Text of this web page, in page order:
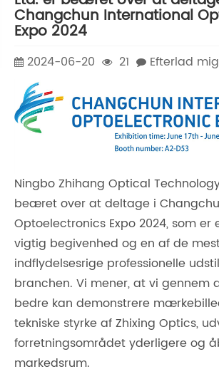
Changchun International
Expo 2024
2024-06-20 21 Efterlad
Ningbo Zhihang Optical
beæret over at deltage i
Optoelectronics Expo 2024, som er
vigtig begivenhed og en af ​​de
indflydelsesrige professionelle
branchen. Vi mener, at vi gennem
bedre kan demonstrere
tekniske styrke af Zhixing Optics,
forretningsområdet yderligere og
markedsrum.